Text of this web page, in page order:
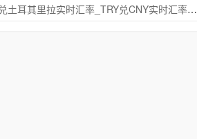
今日人民币兑土耳其里拉实时汇率_TRY兑CNY实时汇率查询 2025年09月21日